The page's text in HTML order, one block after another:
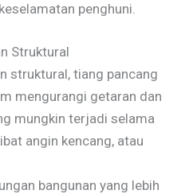
penghuni.
Struktural
struktural, tiang pancang
mengurangi getaran dan
mungkin terjadi selama
angin kencang, atau
bangunan yang lebih